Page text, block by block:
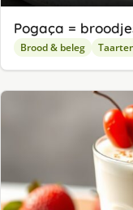
Pogaça =
Brood & beleg